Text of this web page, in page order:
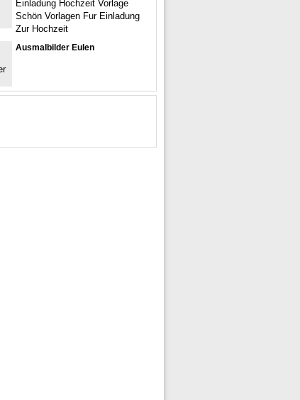
Einladung Hochzeit Vorlage
Schön Vorlagen Fur Einladung
Zur Hochzeit
Ausmalbilder Eulen